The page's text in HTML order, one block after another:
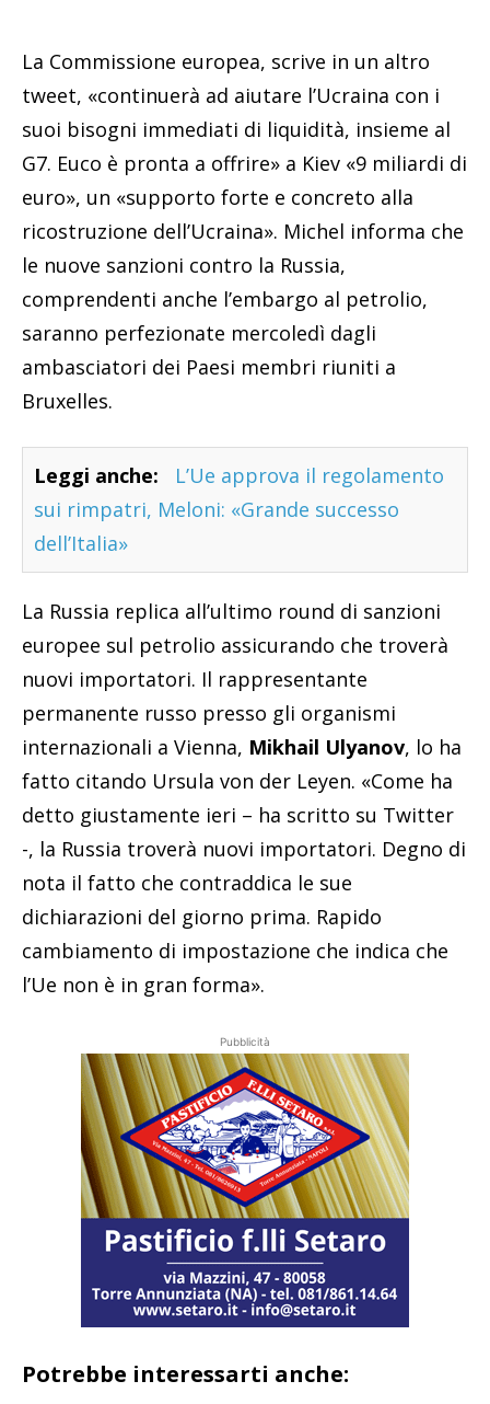
La Commissione europea, scrive in un altro
tweet, «continuerà ad aiutare l’Ucraina con i
suoi bisogni immediati di liquidità, insieme al
G7. Euco è pronta a offrire» a Kiev «9 miliardi di
euro», un «supporto forte e concreto alla
ricostruzione dell’Ucraina». Michel informa che
le nuove sanzioni contro la Russia,
comprendenti anche l’embargo al petrolio,
saranno perfezionate mercoledì dagli
ambasciatori dei Paesi membri riuniti a
Bruxelles.
Leggi anche:
L’Ue approva il regolamento
sui rimpatri, Meloni: «Grande successo
dell’Italia»
La Russia replica all’ultimo round di sanzioni
europee sul petrolio assicurando che troverà
nuovi importatori. Il rappresentante
permanente russo presso gli organismi
internazionali a Vienna, Mikhail Ulyanov, lo ha
fatto citando Ursula von der Leyen. «Come ha
detto giustamente ieri – ha scritto su Twitter
-, la Russia troverà nuovi importatori. Degno di
nota il fatto che contraddica le sue
dichiarazioni del giorno prima. Rapido
cambiamento di impostazione che indica che
l’Ue non è in gran forma».
Pubblicità
Potrebbe interessarti anche: